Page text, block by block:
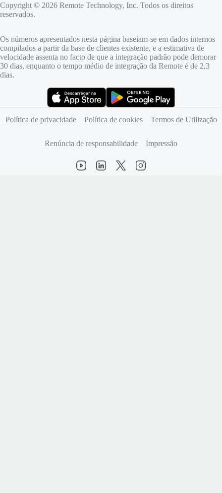
Copyright © 2026 Remote Technology, Inc. Todos os direitos
reservados.
Os números apresentados nesta página baseiam-se em dados internos
compilados a partir da base de clientes existente, e a estimativa de
velocidade assenta no facto de que a integração padrão pode demorar
30 dias, enquanto o tempo médio de integração da Remote é de 2,3
dias.
Política de privacidade
Política de cookies Termos de Utilização
Renúncia de responsabilidade Impressão